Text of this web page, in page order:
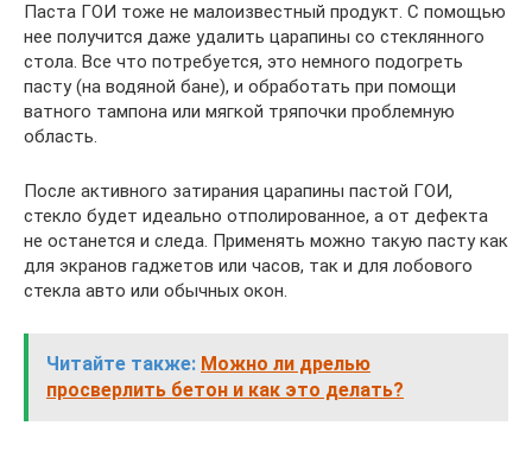
Паста ГОИ тоже не малоизвестный продукт. С помощью
нее получится даже удалить царапины со стеклянного
стола. Все что потребуется, это немного подогреть
пасту (на водяной бане), и обработать при помощи
ватного тампона или мягкой тряпочки проблемную
область.
После активного затирания царапины пастой ГОИ,
стекло будет идеально отполированное, а от дефекта
не останется и следа. Применять можно такую пасту как
для экранов гаджетов или часов, так и для лобового
стекла авто или обычных окон.
Читайте также: Можно ли дрелью
просверлить бетон и как это делать?